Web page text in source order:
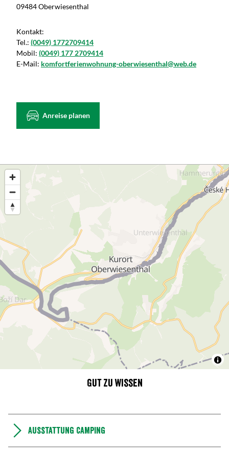
09484 Oberwiesenthal
Kontakt:
Tel.: (0049) 1772709414
Mobil: (0049) 177 2709414
E-Mail: komfortferienwohnung-oberwiesenthal@web.de
Anreise planen
Gut zu wissen
Ausstattung Camping